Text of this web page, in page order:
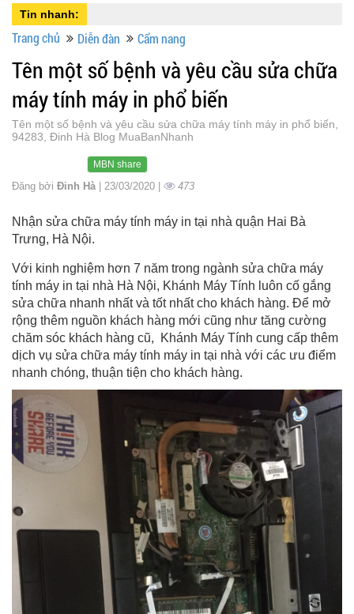
Tin nhanh:
Trang chủ Diễn đàn Cẩm nang
Tên một số bệnh và yêu cầu sửa chữa
máy tính máy in phổ biến
Tên một số bệnh và yêu cầu sửa chữa máy tính máy in phổ biến,
94283, Đinh Hà Blog MuaBanNhanh
MBN share
Đăng bởi Đinh Hà | 23/03/2020 | 473
Nhận sửa chữa máy tính máy in tại nhà quận Hai Bà
Trưng, Hà Nội.
Với kinh nghiệm hơn 7 năm trong ngành sửa chữa máy
tính máy in tại nhà Hà Nội, Khánh Máy Tính luôn cố gắng
sửa chữa nhanh nhất và tốt nhất cho khách hàng. Để mở
rộng thêm nguồn khách hàng mới cũng như tăng cường
chăm sóc khách hàng cũ, Khánh Máy Tính cung cấp thêm
dịch vụ sửa chữa máy tính máy in tại nhà với các ưu điểm
nhanh chóng, thuận tiện cho khách hàng.